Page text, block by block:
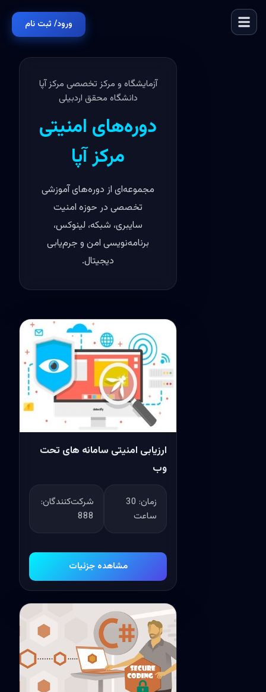
ورود/ ثبت نام
آزمایشگاه و مرکز تخصصی مرکز آپا
دانشگاه محقق اردبیلی
دوره‌های امنیتی
مرکز آپا
مجموعه‌ای از دوره‌های آموزشی
تخصصی در حوزه امنیت
سایبری، شبکه، لینوکس،
برنامه‌نویسی امن و جرم‌یابی
دیجیتال.
ارزیابی امنیتی سامانه های تحت
وب
زمان: 30
ساعت
شرکت‌کنندگان:
888
مشاهده جزئیات